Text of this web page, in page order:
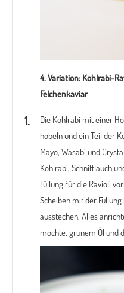
4. Variation: Kohlrabi-
Felchenkaviar
Die Kohlrabi mit einer
hobeln und ein Teil der
Mayo, Wasabi und
Kohlrabi, Schnittlauch
Füllung für die Ravioli
Scheiben mit der
ausstechen. Alles
möchte, grünem Öl und